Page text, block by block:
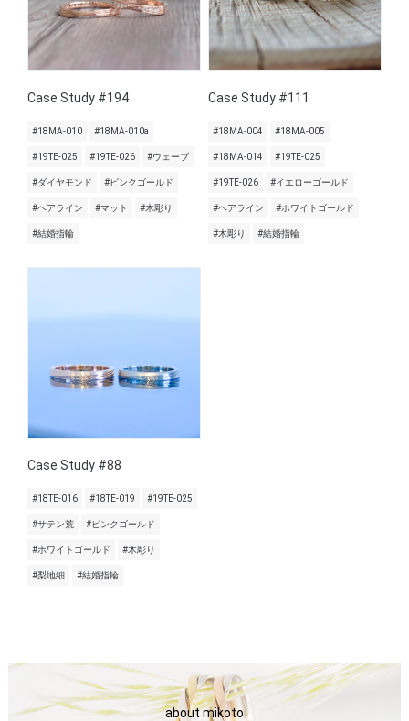
Case Study #194
#18MA-010 #18MA-010a
#19TE-025 #19TE-026 #ウェーブ
#ダイヤモンド #ピンクゴールド
#ヘアライン #マット #木彫り
#結婚指輪
Case Study #111
#18MA-004 #18MA-005
#18MA-014 #19TE-025
#19TE-026 #イエローゴールド
#ヘアライン #ホワイトゴールド
#木彫り #結婚指輪
Case Study #88
#18TE-016 #18TE-019 #19TE-025
#サテン荒 #ピンクゴールド
#ホワイトゴールド #木彫り
#梨地細 #結婚指輪
about mikoto